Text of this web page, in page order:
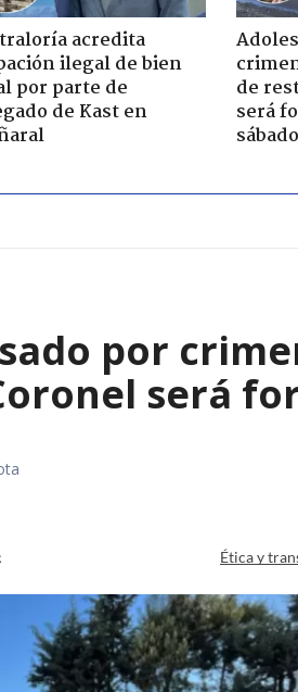
acredita
ilegal de bien
por parte de
de Kast en
de
será
sábado
por
será
Ética y